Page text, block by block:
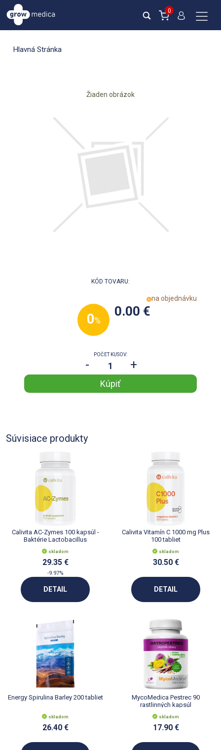
0
Hlavná Stránka
Žiaden obrázok
KÓD TOVARU:
na objednávku
0%
0.00 €
POČET KUSOV:
- +
Súvisiace produkty
Calivita AC-Zymes 100 kapsúl -
Baktérie Lactobacillus
Acidophilus
skladom
29.35 €
-9.97%
DETAIL
Calivita Vitamín C 1000 mg Plus
100 tabliet
skladom
30.50 €
DETAIL
Energy Spirulina Barley 200 tabliet
skladom
26.40 €
MycoMedica Pestrec 90
rastlinných kapsúl
skladom
17.90 €